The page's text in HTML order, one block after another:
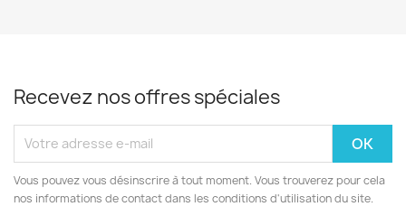
Recevez nos offres spéciales
Vous pouvez vous désinscrire à tout moment. Vous trouverez pour cela
nos informations de contact dans les conditions d'utilisation du site.